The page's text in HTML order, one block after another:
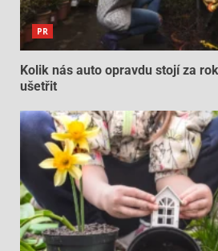
PR
Kolik nás auto opravdu stojí za
ušetřit